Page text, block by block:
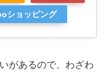
ショッピング
があるので、わざわ